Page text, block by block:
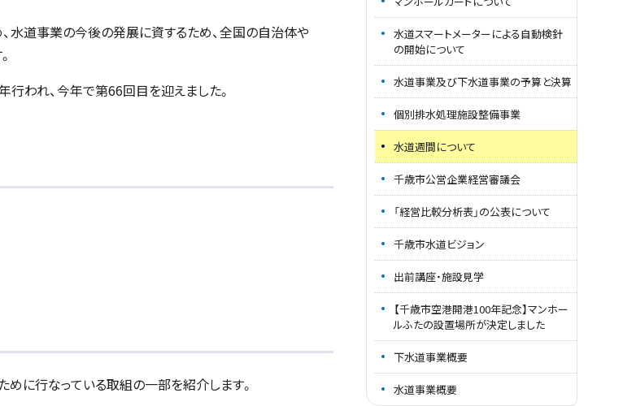
水道事業の今後の発展に資するため、全国の自治体や
行われ、今年で第66回目を迎えました。
めに行なっている取組の一部を紹介します。
水道スマートメーターによる自動検針
の開始について
水道事業及び下水道事業の予算と決算
個別排水処理施設整備事業
水道週間について
千歳市公営企業経営審議会
「経営比較分析表」の公表について
千歳市水道ビジョン
出前講座・施設見学
【千歳市空港開港100年記念】マンホー
ルふたの設置場所が決定しました
下水道事業概要
水道事業概要